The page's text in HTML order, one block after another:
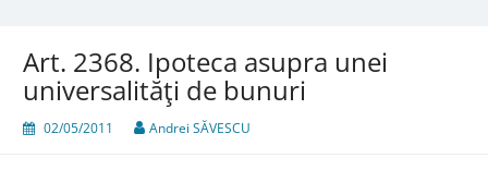
Art. 2368. Ipoteca asupra unei
universalităţi de bunuri
02/05/2011 Andrei SĂVESCU